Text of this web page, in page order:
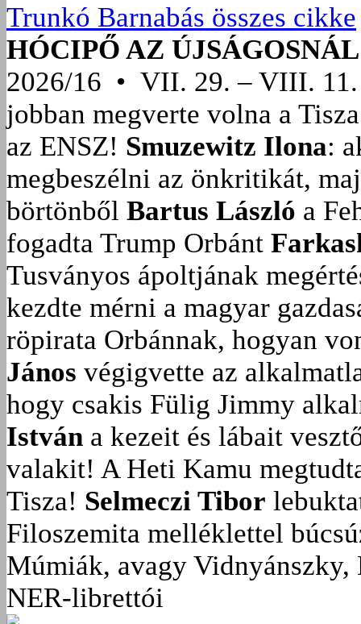
Trunkó Barnabás összes cikke
HÓCIPŐ AZ ÚJSÁGOSNÁL
2026/16 • VII. 29. – VIII. 11.
jobban megverte volna a
az ENSZ! Smuzewitz Ilona:
megbeszélni az önkritikát,
börtönből Bartus László a
fogadta Trump Orbánt
Tusványos ápoltjának
kezdte mérni a magyar
röpirata Orbánnak, hogyan
János végigvette az
hogy csakis Fülig Jimmy
István a kezeit és lábait
valakit! A Heti Kamu
Tisza! Selmeczi Tibor
Filoszemita melléklettel
Múmiák, avagy Vidnyánszky,
NER-librettói